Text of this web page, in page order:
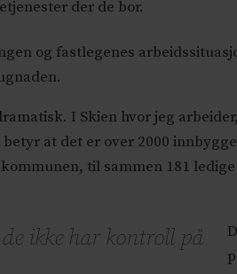
der de bor.
og fastlegenes
I Skien hvor jeg
at det er over 2000
til sammen 181
ikke har kontroll på